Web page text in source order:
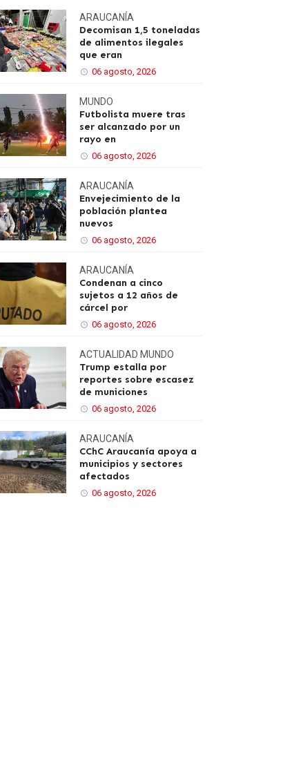
ARAUCANÍA
Decomisan 1,5 toneladas
de alimentos ilegales
que eran
06 agosto, 2026
MUNDO
Futbolista muere tras
ser alcanzado por un
rayo en
06 agosto, 2026
ARAUCANÍA
Envejecimiento de la
población plantea
nuevos
06 agosto, 2026
ARAUCANÍA
Condenan a cinco
sujetos a 12 años de
cárcel por
06 agosto, 2026
ACTUALIDAD MUNDO
Trump estalla por
reportes sobre escasez
de municiones
06 agosto, 2026
ARAUCANÍA
CChC Araucanía apoya a
municipios y sectores
afectados
06 agosto, 2026